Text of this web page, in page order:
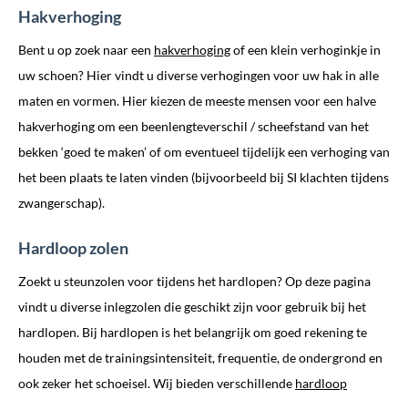
Hakverhoging
Bent u op zoek naar een hakverhogingof een klein verhoginkje in
uw schoen? Hier vindt u diverse verhogingen voor uw hak in alle
maten en vormen. Hier kiezen de meeste mensen voor een halve
hakverhoging om een beenlengteverschil / scheefstand van het
bekken ‘goed te maken’ of om eventueel tijdelijk een verhoging van
het been plaats te laten vinden (bijvoorbeeld bij SI klachten tijdens
zwangerschap).
Hardloop zolen
Zoekt u steunzolen voor tijdens het hardlopen? Op deze pagina
vindt u diverse inlegzolen die geschikt zijn voor gebruik bij het
hardlopen. Bij hardlopen is het belangrijk om goed rekening te
houden met de trainingsintensiteit, frequentie, de ondergrond en
ook zeker het schoeisel. Wij bieden verschillende hardloop